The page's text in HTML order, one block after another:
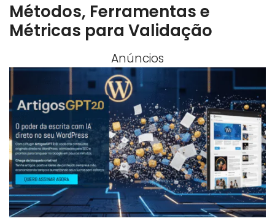
Métodos, Ferramentas e
Métricas para Validação
Anúncios